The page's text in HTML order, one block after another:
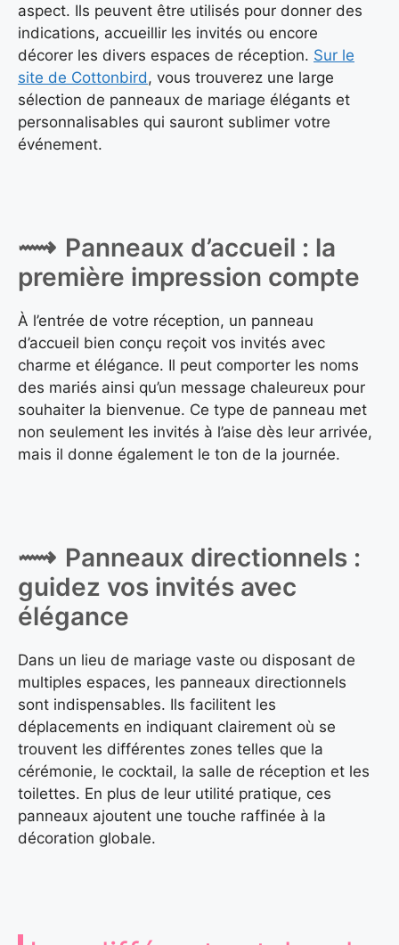
aspect. Ils peuvent être utilisés pour donner des
indications, accueillir les invités ou encore
décorer les divers espaces de réception. Sur le
site de Cottonbird, vous trouverez une large
sélection de panneaux de mariage élégants et
personnalisables qui sauront sublimer votre
événement.
Panneaux d’accueil : la
première impression compte
À l’entrée de votre réception, un panneau
d’accueil bien conçu reçoit vos invités avec
charme et élégance. Il peut comporter les noms
des mariés ainsi qu’un message chaleureux pour
souhaiter la bienvenue. Ce type de panneau met
non seulement les invités à l’aise dès leur arrivée,
mais il donne également le ton de la journée.
Panneaux directionnels :
guidez vos invités avec
élégance
Dans un lieu de mariage vaste ou disposant de
multiples espaces, les panneaux directionnels
sont indispensables. Ils facilitent les
déplacements en indiquant clairement où se
trouvent les différentes zones telles que la
cérémonie, le cocktail, la salle de réception et les
toilettes. En plus de leur utilité pratique, ces
panneaux ajoutent une touche raffinée à la
décoration globale.